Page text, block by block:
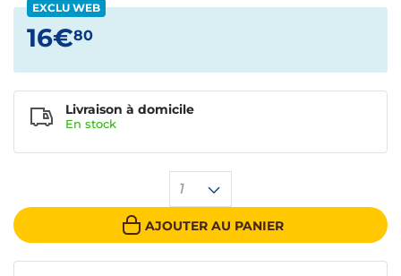
EXCLU WEB
16€80
1
AJOUTER AU PANIER
Livraison à domicile
En stock